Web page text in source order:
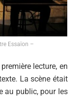
Essaïon –
lecture, en
La scène était
au public, pour les